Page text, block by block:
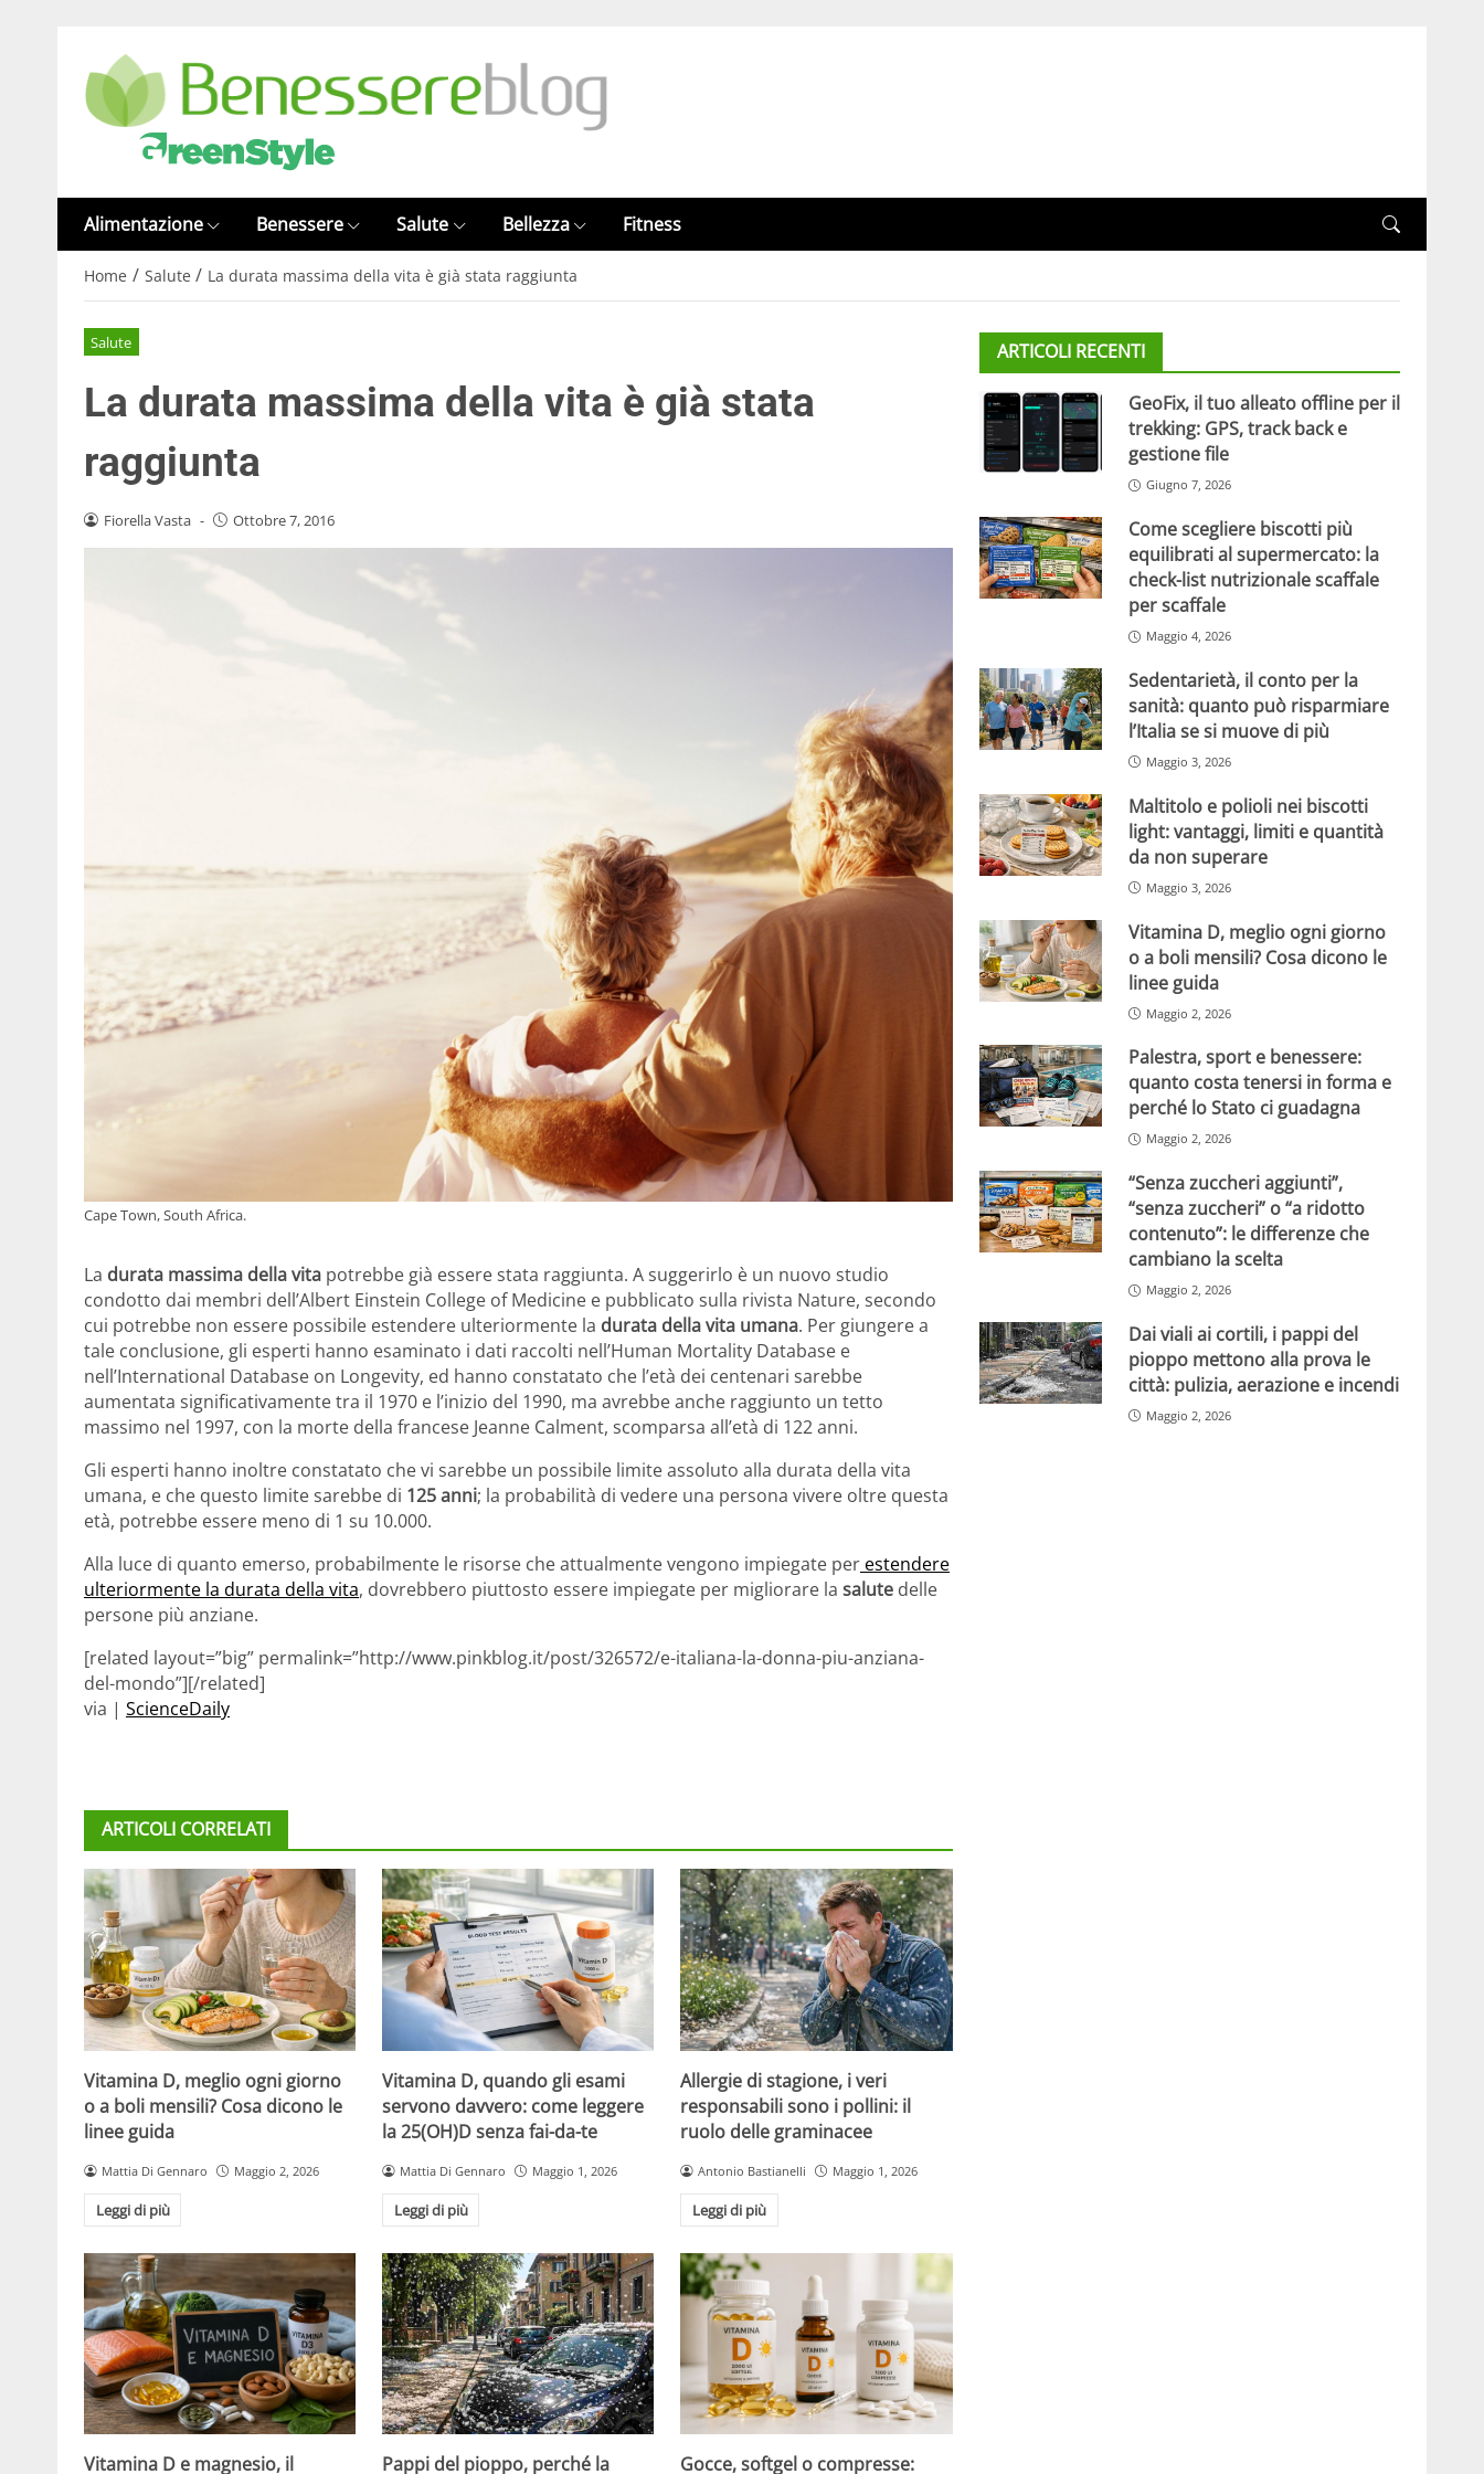
Alimentazione Benessere Salute Bellezza Fitness
Home / Salute / La durata massima della vita è già stata raggiunta
Salute
La durata massima della vita è già stata
raggiunta
Fiorella Vasta - Ottobre 7, 2016
Cape Town, South Africa.
La durata massima della vita potrebbe già essere stata raggiunta. A suggerirlo è un nuovo studio
condotto dai membri dell’Albert Einstein College of Medicine e pubblicato sulla rivista Nature, secondo
cui potrebbe non essere possibile estendere ulteriormente la durata della vita umana. Per giungere a
tale conclusione, gli esperti hanno esaminato i dati raccolti nell’Human Mortality Database e
nell’International Database on Longevity, ed hanno constatato che l’età dei centenari sarebbe
aumentata significativamente tra il 1970 e l’inizio del 1990, ma avrebbe anche raggiunto un tetto
massimo nel 1997, con la morte della francese Jeanne Calment, scomparsa all’età di 122 anni.
Gli esperti hanno inoltre constatato che vi sarebbe un possibile limite assoluto alla durata della vita
umana, e che questo limite sarebbe di 125 anni; la probabilità di vedere una persona vivere oltre questa
età, potrebbe essere meno di 1 su 10.000.
Alla luce di quanto emerso, probabilmente le risorse che attualmente vengono impiegate per estendere
ulteriormente la durata della vita, dovrebbero piuttosto essere impiegate per migliorare la salute delle
persone più anziane.
[related layout=”big” permalink=”http://www.pinkblog.it/post/326572/e-italiana-la-donna-piu-anziana-
del-mondo”][/related]
via | ScienceDaily
ARTICOLI CORRELATI
Vitamina D, meglio ogni giorno
o a boli mensili? Cosa dicono le
linee guida
Mattia Di Gennaro Maggio 2, 2026
Leggi di più
Vitamina D, quando gli esami
servono davvero: come leggere
la 25(OH)D senza fai-da-te
Mattia Di Gennaro Maggio 1, 2026
Leggi di più
Allergie di stagione, i veri
responsabili sono i pollini: il
ruolo delle graminacee
Antonio Bastianelli Maggio 1, 2026
Leggi di più
Vitamina D e magnesio, il Pappi del pioppo, perché la Gocce, softgel o compresse:
ARTICOLI RECENTI
GeoFix, il tuo alleato offline per il
trekking: GPS, track back e
gestione file
Giugno 7, 2026
Come scegliere biscotti più
equilibrati al supermercato: la
check-list nutrizionale scaffale
per scaffale
Maggio 4, 2026
Sedentarietà, il conto per la
sanità: quanto può risparmiare
l’Italia se si muove di più
Maggio 3, 2026
Maltitolo e polioli nei biscotti
light: vantaggi, limiti e quantità
da non superare
Maggio 3, 2026
Vitamina D, meglio ogni giorno
o a boli mensili? Cosa dicono le
linee guida
Maggio 2, 2026
Palestra, sport e benessere:
quanto costa tenersi in forma e
perché lo Stato ci guadagna
Maggio 2, 2026
“Senza zuccheri aggiunti”,
“senza zuccheri” o “a ridotto
contenuto”: le differenze che
cambiano la scelta
Maggio 2, 2026
Dai viali ai cortili, i pappi del
pioppo mettono alla prova le
città: pulizia, aerazione e incendi
Maggio 2, 2026